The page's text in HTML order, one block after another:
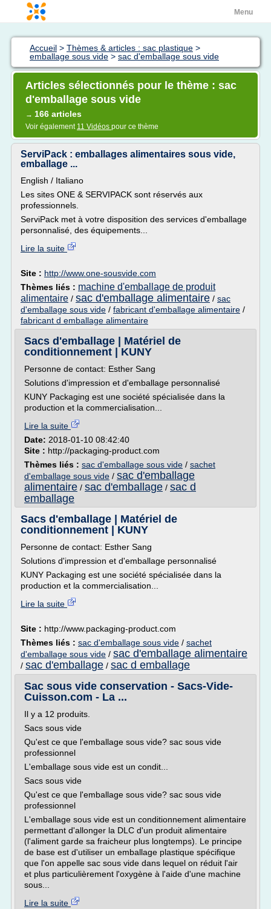
Menu
Accueil > Thèmes & articles : sac plastique >
emballage sous vide > sac d'emballage sous vide
Articles sélectionnés pour le thème : sac
d'emballage sous vide
→ 166 articles
Voir également 11 Vidéos pour ce thème
ServiPack : emballages alimentaires sous vide,
emballage ...
English / Italiano
Les sites ONE & SERVIPACK sont réservés aux
professionnels.
ServiPack met à votre disposition des services d'emballage
personnalisé, des équipements...
Lire la suite
Site : http://www.one-sousvide.com
Thèmes liés : machine d'emballage de produit
alimentaire / sac d'emballage alimentaire / sac
d'emballage sous vide / fabricant d'emballage alimentaire /
fabricant d emballage alimentaire
Sacs d'emballage | Matériel de
conditionnement | KUNY
Personne de contact: Esther Sang
Solutions d'impression et d'emballage personnalisé
KUNY Packaging est une société spécialisée dans la
production et la commercialisation...
Lire la suite
Date: 2018-01-10 08:42:40
Site : http://packaging-product.com
Thèmes liés : sac d'emballage sous vide / sachet
d'emballage sous vide / sac d'emballage
alimentaire / sac d'emballage / sac d
emballage
Sacs d'emballage | Matériel de
conditionnement | KUNY
Personne de contact: Esther Sang
Solutions d'impression et d'emballage personnalisé
KUNY Packaging est une société spécialisée dans la
production et la commercialisation...
Lire la suite
Site : http://www.packaging-product.com
Thèmes liés : sac d'emballage sous vide / sachet
d'emballage sous vide / sac d'emballage alimentaire
/ sac d'emballage / sac d emballage
Sac sous vide conservation - Sacs-Vide-
Cuisson.com - La ...
Il y a 12 produits.
Sacs sous vide
Qu'est ce que l'emballage sous vide? sac sous vide
professionnel
L'emballage sous vide est un condit...
Sacs sous vide
Qu'est ce que l'emballage sous vide? sac sous vide
professionnel
L'emballage sous vide est un conditionnement alimentaire
permettant d'allonger la DLC d'un produit alimentaire
(l'aliment garde sa fraicheur plus longtemps). Le principe
de base est d'utiliser un emballage plastique spécifique
que l'on appelle sac sous vide dans lequel on réduit l'air
et plus particulièrement l'oxygène à l'aide d'une machine
sous...
Lire la suite